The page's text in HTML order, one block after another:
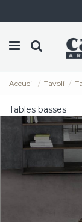
Accueil Tavoli
Tables basses